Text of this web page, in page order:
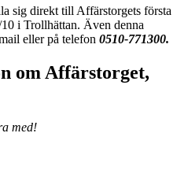
sig direkt till Affärstorgets första
i Trollhättan. Även denna
eller på telefon 0510-771300.
om Affärstorget,
med!